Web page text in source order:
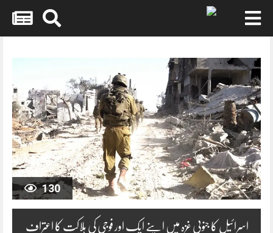
content
130
اسرائیل کا جنوبی غزہ میں اپنے ایک اور فوجی کی ہلاکت کا اعتراف